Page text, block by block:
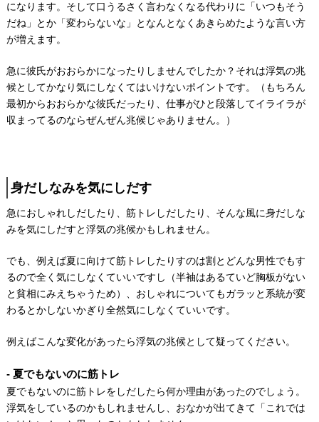
になります。そして口うるさく言わなくなる代わりに「いつもそう
だね」とか「変わらないな」となんとなくあきらめたような言い方
が増えます。
急に彼氏がおおらかになったりしませんでしたか？それは浮気の兆
候としてかなり気にしなくてはいけないポイントです。（もちろん
最初からおおらかな彼氏だったり、仕事がひと段落してイライラが
収まってるのならぜんぜん兆候じゃありません。）
身だしなみを気にしだす
急におしゃれしだしたり、筋トレしだしたり、そんな風に身だしな
みを気にしだすと浮気の兆候かもしれません。
でも、例えば夏に向けて筋トレしたりすのは割とどんな男性でもす
るので全く気にしなくていいですし（半袖はあるていど胸板がない
と貧相にみえちゃうため）、おしゃれについてもガラッと系統が変
わるとかしないかぎり全然気にしなくていいです。
例えばこんな変化があったら浮気の兆候として疑ってください。
夏でもないのに筋トレ
夏でもないのに筋トレをしだしたら何か理由があったのでしょう。
浮気をしているのかもしれませんし、おなかが出てきて「これでは